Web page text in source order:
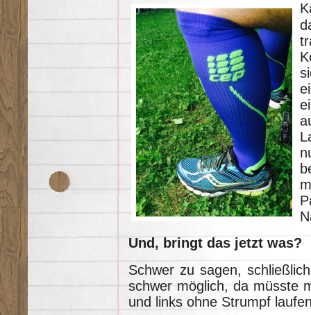
Und, bringt das jetzt was?
Schwer zu sagen,
schwer möglich, da müsste
und links ohne Strumpf